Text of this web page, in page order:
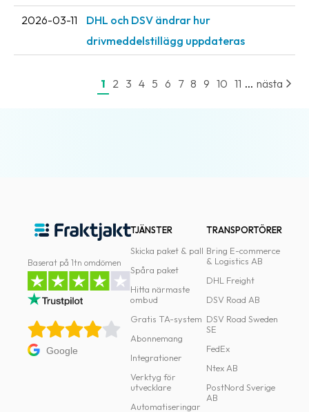
2026-03-11
DHL och DSV ändrar hur
drivmeddelstillägg uppdateras
1 2 3 4 5 6 7 8 9 10 11 ... nästa
Baserat på 1tn omdömen
Google
TJÄNSTER
Skicka paket & pall
Spåra paket
Hitta närmaste
ombud
Gratis TA-system
Abonnemang
Integrationer
Verktyg för
utvecklare
Automatiseringar
TRANSPORTÖRER
Bring E-commerce
& Logistics AB
DHL Freight
DSV Road AB
DSV Road Sweden
SE
FedEx
Ntex AB
PostNord Sverige
AB